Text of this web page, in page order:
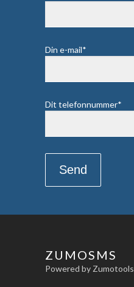
Din e-mail*
Dit telefonnummer*
ZUMOSMS
Powered by Zumotools